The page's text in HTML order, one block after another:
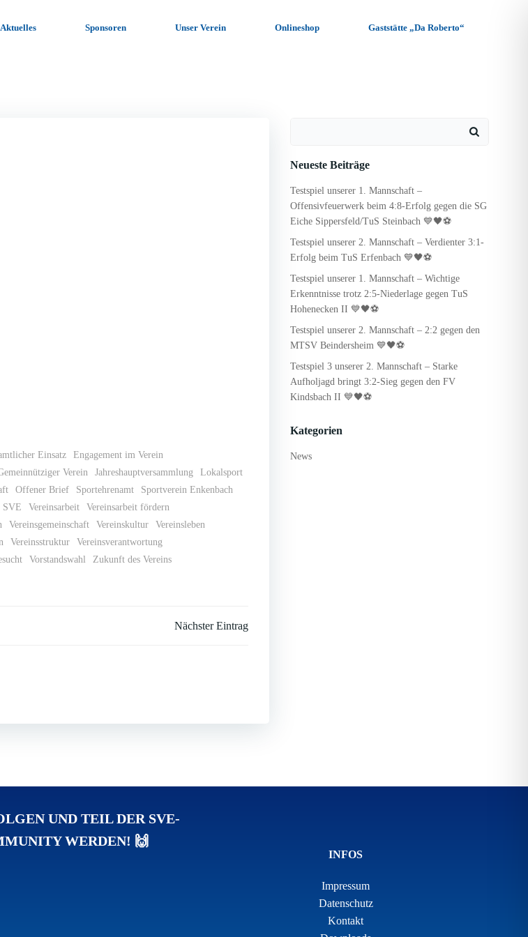
Aktuelles Sponsoren Unser Verein Onlineshop Gaststätte „Da Roberto“
Einsatz
Engagement im Verein
Verein Jahreshauptversammlung
Lokalsport
Offener Brief Sportehrenamt
Sportverein Enkenbach
SVE Vereinsarbeit
Vereinsarbeit fördern
Vereinsgemeinschaft Vereinskultur
Vereinsleben
Vereinsstruktur
Vereinsverantwortung
Vorstandswahl
Zukunft des Vereins
Nächster Eintrag
Neueste Beiträge
Testspiel unserer 1. Mannschaft –
Offensivfeuerwerk beim 4:8-Erfolg gegen die SG
Eiche Sippersfeld/TuS Steinbach 💙🖤⚽
Testspiel unserer 2. Mannschaft – Verdienter 3:1-
Erfolg beim TuS Erfenbach 💙🖤⚽
Testspiel unserer 1. Mannschaft – Wichtige
Erkenntnisse trotz 2:5-Niederlage gegen TuS
Hohenecken II 💙🖤⚽
Testspiel unserer 2. Mannschaft – 2:2 gegen den
MTSV Beindersheim 💙🖤⚽
Testspiel 3 unserer 2. Mannschaft – Starke
Aufholjagd bringt 3:2-Sieg gegen den FV
Kindsbach II 💙🖤⚽
Kategorien
News
UND TEIL DER SVE-
WERDEN! 🙌
INFOS
Impressum
Datenschutz
Kontakt